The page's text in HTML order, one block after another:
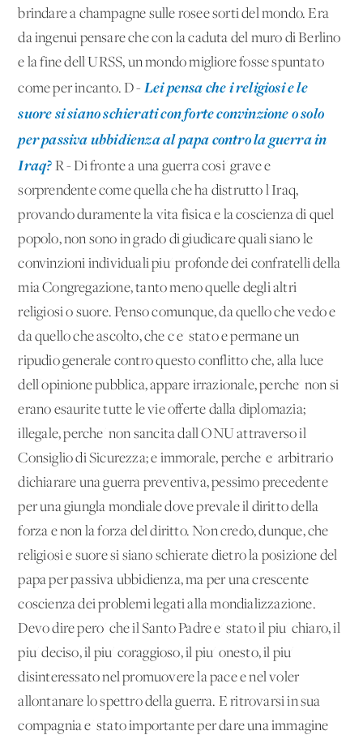
brindare a champagne sulle rosee sorti del mondo. Era
da ingenui pensare che con la caduta del muro di Berlino
e la fine dell'URSS, un mondo migliore fosse spuntato
come per incanto. D -Lei pensa che i religiosi e le
suore si siano schierati con forte convinzione o solo
per passiva ubbidienza al papa contro la guerra in
Iraq? R - Di fronte a una guerra cosi' grave e
sorprendente come quella che ha distrutto l'Iraq,
provando duramente la vita fisica e la coscienza di quel
popolo, non sono in grado di giudicare quali siano le
convinzioni individuali piu' profonde dei confratelli della
mia Congregazione, tanto meno quelle degli altri
religiosi o suore. Penso comunque, da quello che vedo e
da quello che ascolto, che c'e' stato e permane un
ripudio generale contro questo conflitto che, alla luce
dell'opinione pubblica, appare irrazionale, perche' non si
erano esaurite tutte le vie offerte dalla diplomazia;
illegale, perche' non sancita dall'ONU attraverso il
Consiglio di Sicurezza; e immorale, perche' e' arbitrario
dichiarare una guerra preventiva, pessimo precedente
per una giungla mondiale dove prevale il diritto della
forza e non la forza del diritto. Non credo, dunque, che
religiosi e suore si siano schierate dietro la posizione del
papa per passiva ubbidienza, ma per una crescente
coscienza dei problemi legati alla mondializzazione.
Devo dire pero' che il Santo Padre e' stato il piu' chiaro, il
piu' deciso, il piu' coraggioso, il piu' onesto, il piu'
disinteressato nel promuovere la pace e nel voler
allontanare lo spettro della guerra. E ritrovarsi in sua
compagnia e' stato importante per dare una immagine